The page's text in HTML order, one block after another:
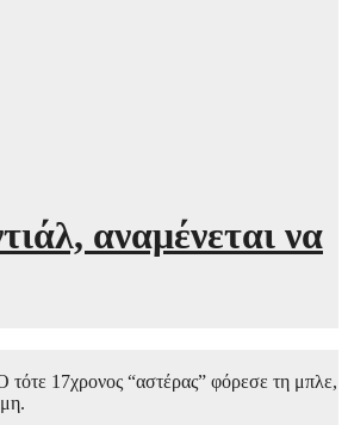
αναμένεται να
τότε 17χρονος “αστέρας” φόρεσε τη μπλε,